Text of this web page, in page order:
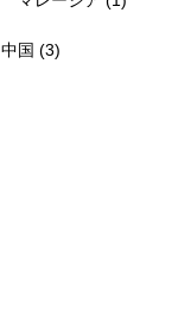
中国 (3)